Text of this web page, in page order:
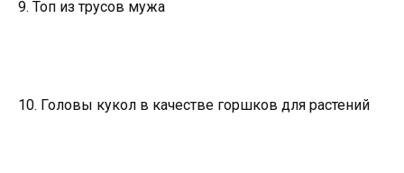
9. Топ из трусов мужа
10. Головы кукол в качестве горшков для растений